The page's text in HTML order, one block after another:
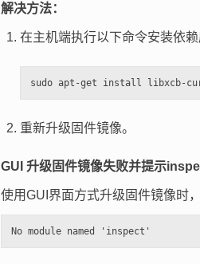
解决方法：
在主机端执行以下命令安装依赖
重新升级固件镜像。
GUI 升级固件镜像失败并提示
使用GUI界面方式升级固件镜像时